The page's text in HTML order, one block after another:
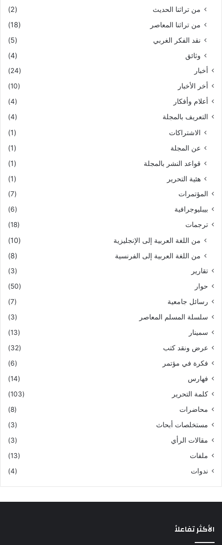
من تراثنا الحديث
(2)
من تراثنا المعاصر
(18)
نقد الفكر الغربي
(5)
وثائق
(4)
أخبار
(24)
أخر الأخبار
(10)
أعلام وأفكار
(4)
التعريف بالمجلة
(4)
الاشتراكات
(1)
عن المجلة
(1)
قواعد النشر بالمجلة
(1)
هئية التحرير
(1)
المؤتمرات
(7)
بيبليوجرافية
(6)
ترجمات
(18)
من اللغة العربية إلى الإنجليزية
(10)
من اللغة العربية إلى الفرنسية
(8)
تقارير
(3)
حوار
(50)
رسائل جامعية
(7)
سلسلة المسلم المعاصر
(3)
سمينار
(13)
عرض ونقد كتب
(32)
فكرة في مؤتمر
(6)
فهارس
(14)
كلمة التحرير
(103)
محاضرات
(8)
مستخلصات أبحاث
(3)
مقالات الرأي
(3)
ملفات
(13)
ندوات
(4)
الأكثر تفاعلاً